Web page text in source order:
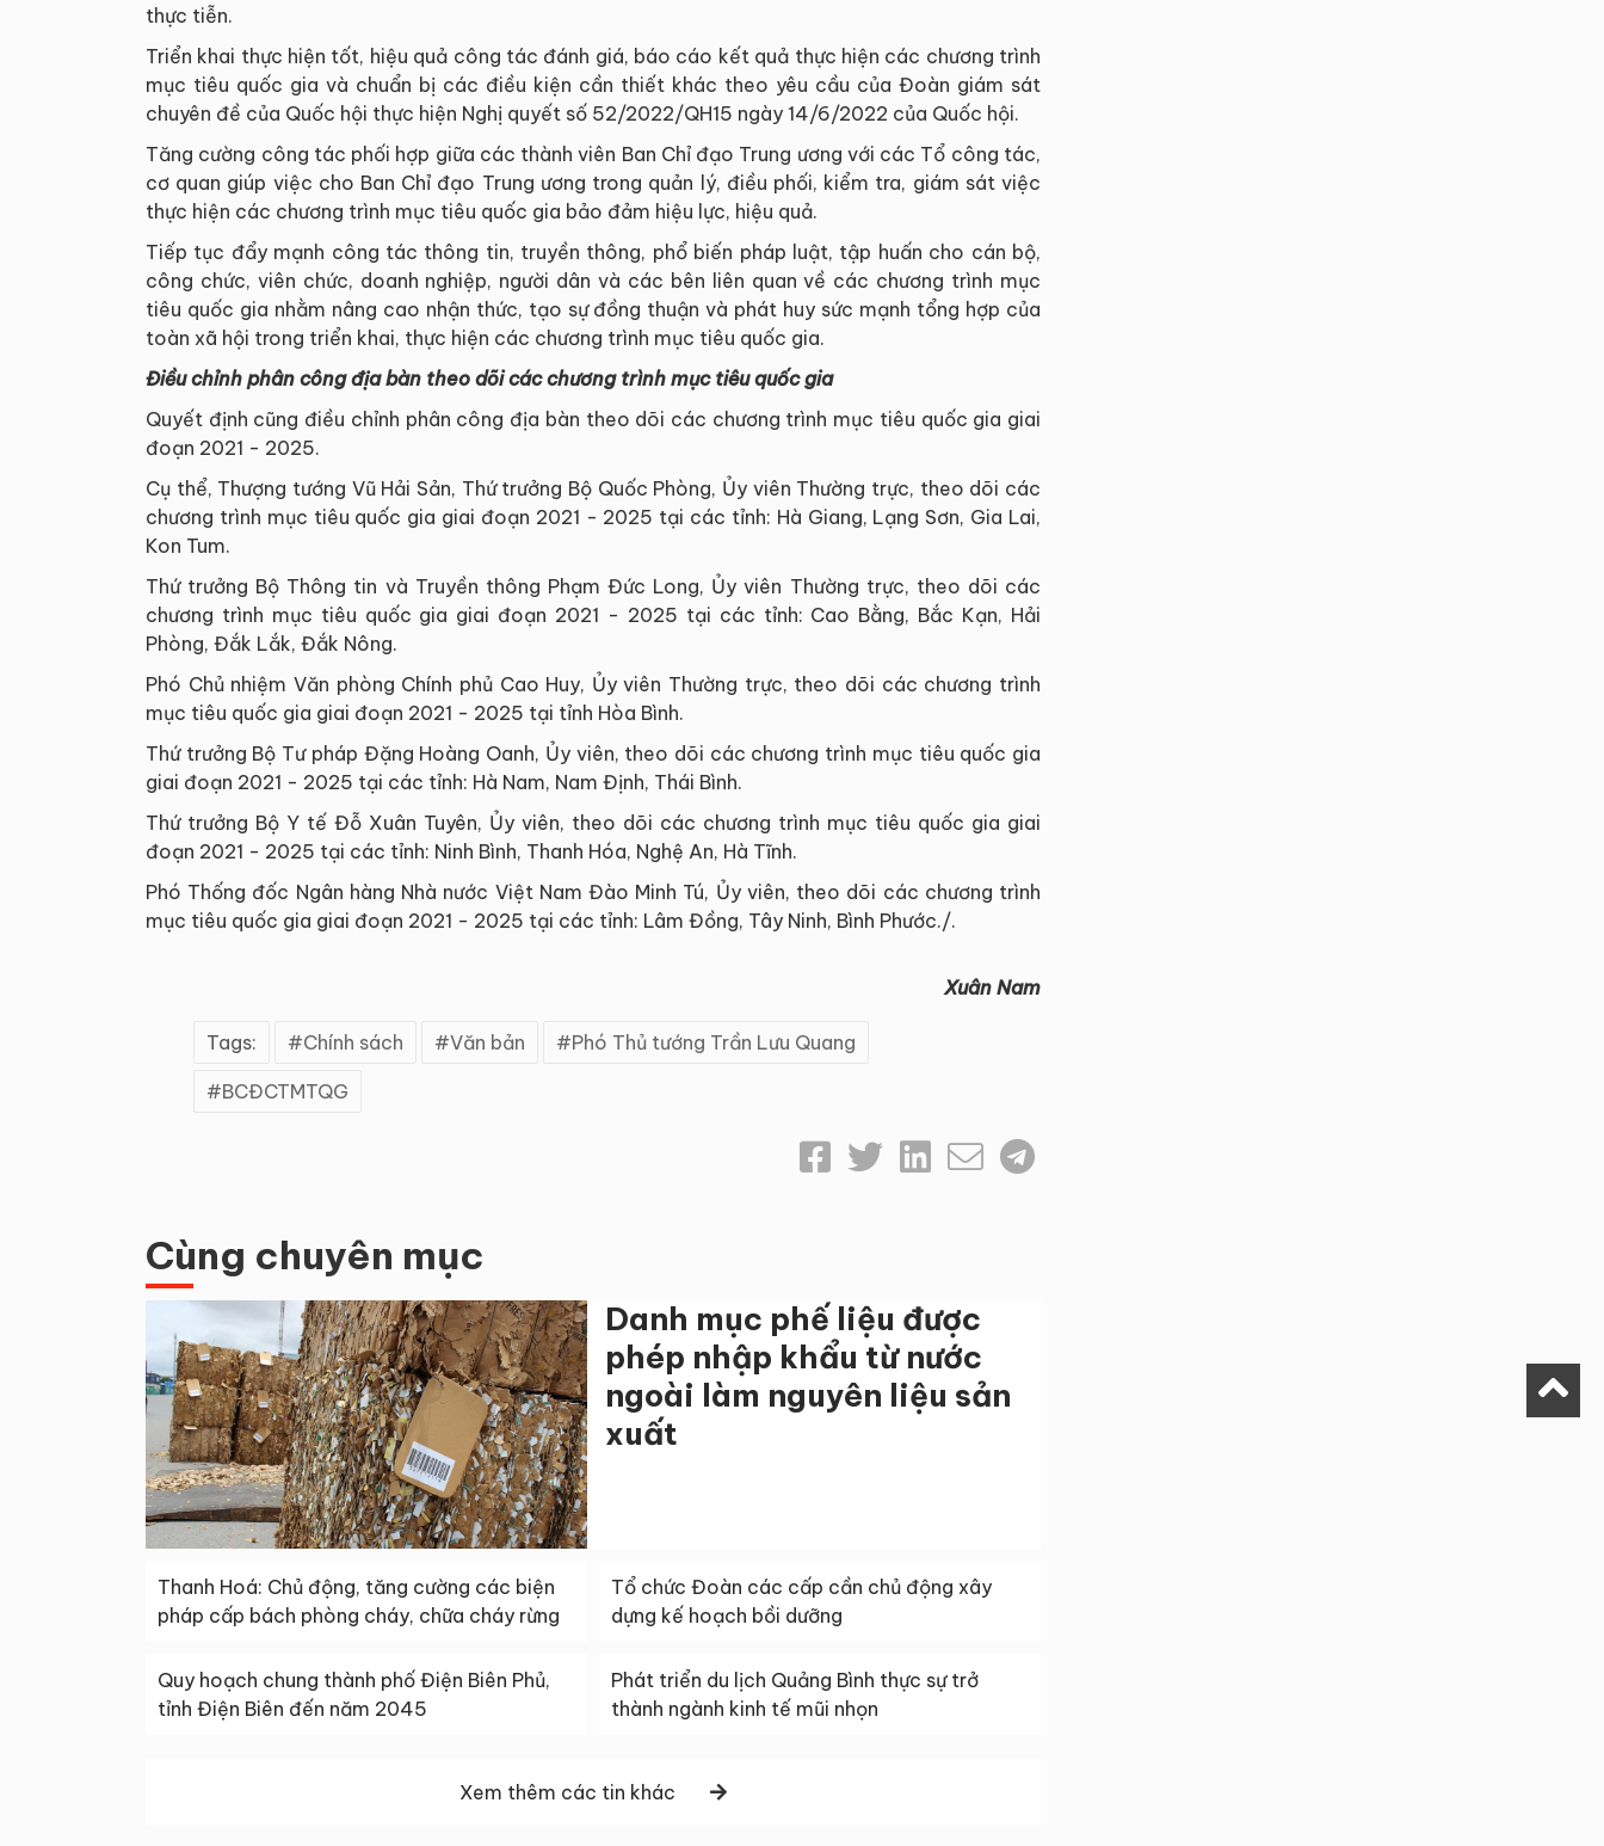
thực tiễn.
Triển khai thực hiện tốt, hiệu quả công tác đánh giá, báo cáo kết quả thực hiện các chương trình
mục tiêu quốc gia và chuẩn bị các điều kiện cần thiết khác theo yêu cầu của Đoàn giám sát
chuyên đề của Quốc hội thực hiện Nghị quyết số 52/2022/QH15 ngày 14/6/2022 của Quốc hội.
Tăng cường công tác phối hợp giữa các thành viên Ban Chỉ đạo Trung ương với các Tổ công tác,
cơ quan giúp việc cho Ban Chỉ đạo Trung ương trong quản lý, điều phối, kiểm tra, giám sát việc
thực hiện các chương trình mục tiêu quốc gia bảo đảm hiệu lực, hiệu quả.
Tiếp tục đẩy mạnh công tác thông tin, truyền thông, phổ biến pháp luật, tập huấn cho cán bộ,
công chức, viên chức, doanh nghiệp, người dân và các bên liên quan về các chương trình mục
tiêu quốc gia nhằm nâng cao nhận thức, tạo sự đồng thuận và phát huy sức mạnh tổng hợp của
toàn xã hội trong triển khai, thực hiện các chương trình mục tiêu quốc gia.
Điều chỉnh phân công địa bàn theo dõi các chương trình mục tiêu quốc gia
Quyết định cũng điều chỉnh phân công địa bàn theo dõi các chương trình mục tiêu quốc gia giai
đoạn 2021 - 2025.
Cụ thể, Thượng tướng Vũ Hải Sản, Thứ trưởng Bộ Quốc Phòng, Ủy viên Thường trực, theo dõi các
chương trình mục tiêu quốc gia giai đoạn 2021 - 2025 tại các tỉnh: Hà Giang, Lạng Sơn, Gia Lai,
Kon Tum.
Thứ trưởng Bộ Thông tin và Truyền thông Phạm Đức Long, Ủy viên Thường trực, theo dõi các
chương trình mục tiêu quốc gia giai đoạn 2021 - 2025 tại các tỉnh: Cao Bằng, Bắc Kạn, Hải
Phòng, Đắk Lắk, Đắk Nông.
Phó Chủ nhiệm Văn phòng Chính phủ Cao Huy, Ủy viên Thường trực, theo dõi các chương trình
mục tiêu quốc gia giai đoạn 2021 - 2025 tại tỉnh Hòa Bình.
Thứ trưởng Bộ Tư pháp Đặng Hoàng Oanh, Ủy viên, theo dõi các chương trình mục tiêu quốc gia
giai đoạn 2021 - 2025 tại các tỉnh: Hà Nam, Nam Định, Thái Bình.
Thứ trưởng Bộ Y tế Đỗ Xuân Tuyên, Ủy viên, theo dõi các chương trình mục tiêu quốc gia giai
đoạn 2021 - 2025 tại các tỉnh: Ninh Bình, Thanh Hóa, Nghệ An, Hà Tĩnh.
Phó Thống đốc Ngân hàng Nhà nước Việt Nam Đào Minh Tú, Ủy viên, theo dõi các chương trình
mục tiêu quốc gia giai đoạn 2021 - 2025 tại các tỉnh: Lâm Đồng, Tây Ninh, Bình Phước./.
Xuân Nam
Tags: Chính sách Văn bản Phó Thủ tướng Trần Lưu Quang
BCĐCTMTQG
Cùng chuyên mục
Danh mục phế liệu được
phép nhập khẩu từ nước
ngoài làm nguyên liệu sản
xuất
Thanh Hoá: Chủ động, tăng cường các biện
pháp cấp bách phòng cháy, chữa cháy rừng
Tổ chức Đoàn các cấp cần chủ động xây
dựng kế hoạch bồi dưỡng
Quy hoạch chung thành phố Điện Biên Phủ,
tỉnh Điện Biên đến năm 2045
Phát triển du lịch Quảng Bình thực sự trở
thành ngành kinh tế mũi nhọn
Xem thêm các tin khác